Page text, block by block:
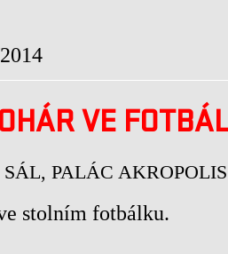
VE
PALÁC AKROPOLIS
stolním fotbálku.